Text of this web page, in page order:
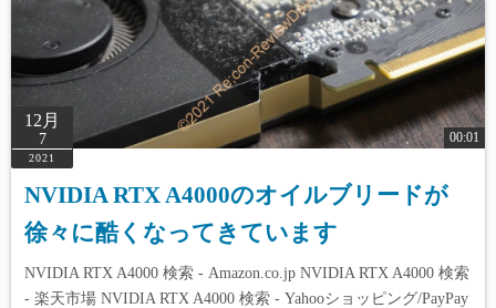
12月
7
2021
00:01
NVIDIA RTX A4000のオイルブリードが
徐々に酷くなってきています
NVIDIA RTX A4000 検索 - Amazon.co.jp NVIDIA RTX A4000 検索
- 楽天市場 NVIDIA RTX A4000 検索 - Yahooショッピング/PayPay